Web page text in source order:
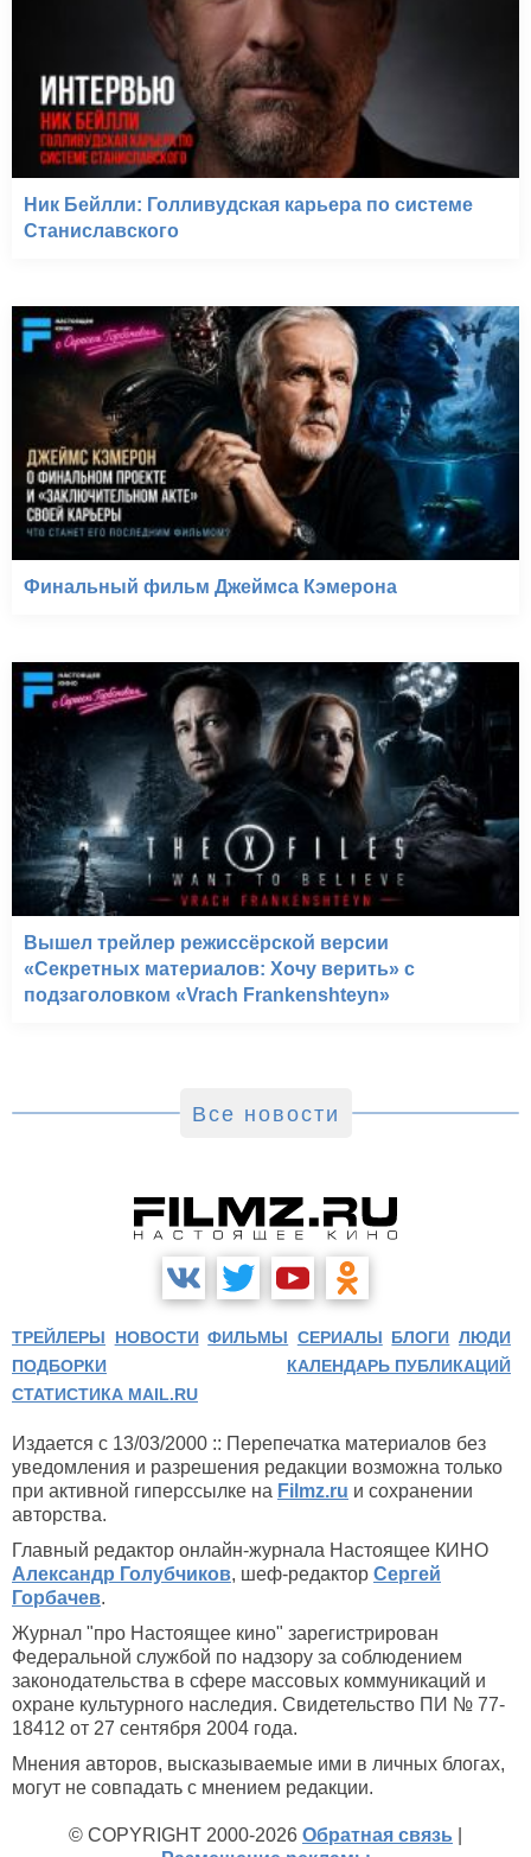
Ник Бейлли: Голливудская карьера по системе
Станиславского
Финальный фильм Джеймса Кэмерона
Вышел трейлер режиссёрской версии
«Секретных материалов: Хочу верить» с
подзаголовком «Vrach Frankenshteyn»
Все новости
ТРЕЙЛЕРЫ НОВОСТИ ФИЛЬМЫ СЕРИАЛЫ БЛОГИ ЛЮДИ
ПОДБОРКИ
КАЛЕНДАРЬ ПУБЛИКАЦИЙ
СТАТИСТИКА MAIL.RU
Издается с 13/03/2000 :: Перепечатка материалов без
уведомления и разрешения редакции возможна только
при активной гиперссылке на Filmz.ru и сохранении
авторства.
Главный редактор онлайн-журнала Настоящее КИНО
Александр Голубчиков, шеф-редактор Сергей
Горбачев.
Журнал "про Настоящее кино" зарегистрирован
Федеральной службой по надзору за соблюдением
законодательства в сфере массовых коммуникаций и
охране культурного наследия. Свидетельство ПИ № 77-
18412 от 27 сентября 2004 года.
Мнения авторов, высказываемые ими в личных блогах,
могут не совпадать с мнением редакции.
© COPYRIGHT 2000-2026 Обратная связь